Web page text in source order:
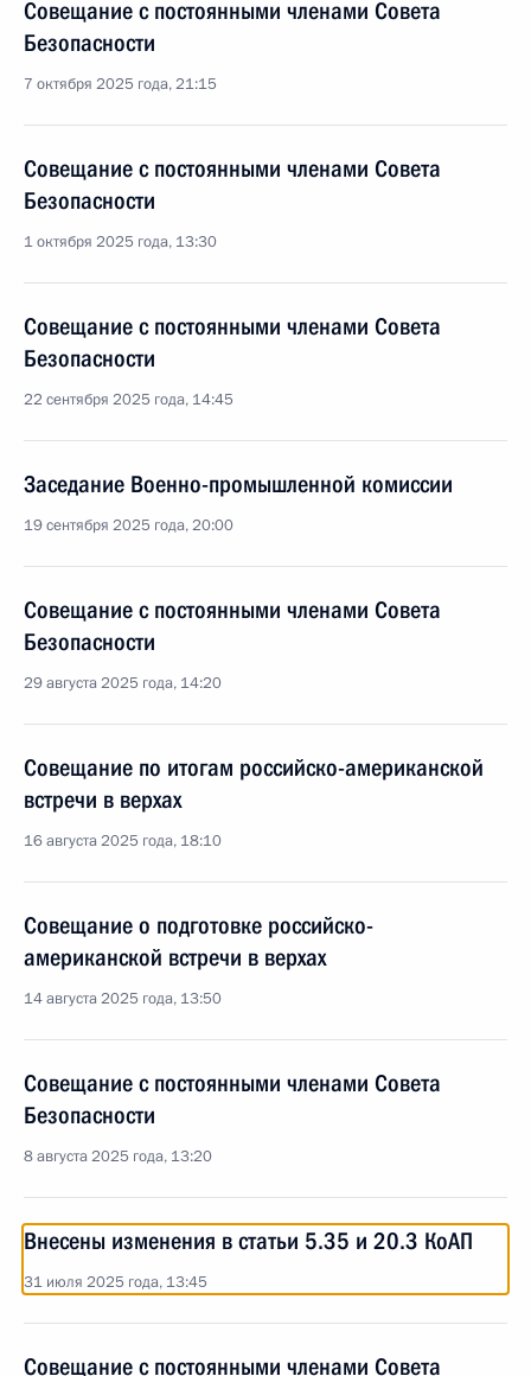
Совещание с постоянными членами Совета
Безопасности
7 октября 2025 года, 21:15
Совещание с постоянными членами Совета
Безопасности
1 октября 2025 года, 13:30
Совещание с постоянными членами Совета
Безопасности
22 сентября 2025 года, 14:45
Заседание Военно-промышленной комиссии
19 сентября 2025 года, 20:00
Совещание с постоянными членами Совета
Безопасности
29 августа 2025 года, 14:20
Совещание по итогам российско-американской
встречи в верхах
16 августа 2025 года, 18:10
Совещание о подготовке российско-
американской встречи в верхах
14 августа 2025 года, 13:50
Совещание с постоянными членами Совета
Безопасности
8 августа 2025 года, 13:20
Внесены изменения в статьи 5.35 и 20.3 КоАП
31 июля 2025 года, 13:45
Совещание с постоянными членами Совета